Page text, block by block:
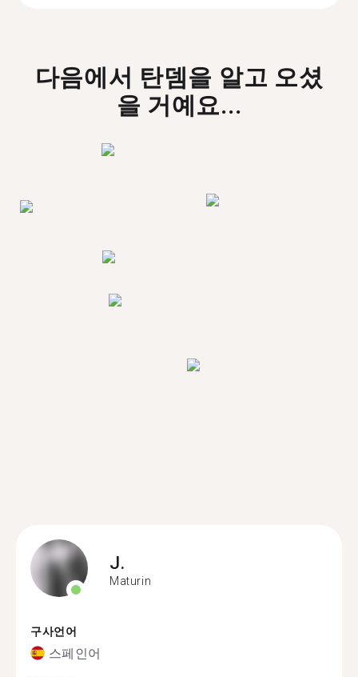
다음에서 탄뎀을 알고 오셨
을 거예요...
J.
Maturin
구사언어
스페인어